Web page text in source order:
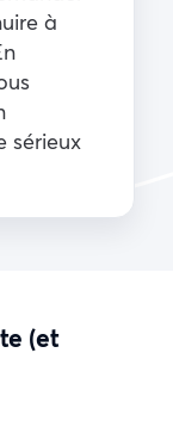
à
sérieux
(et